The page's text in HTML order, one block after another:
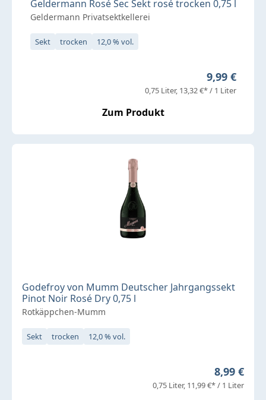
Geldermann Rosé Sec Sekt rosé trocken 0,75 l
Geldermann Privatsektkellerei
Sekt trocken 12,0 % vol.
Regulärer
9,99 €
0,75 Liter 13,32 €* / 1 Liter
Zum Produkt
Godefroy von Mumm Deutscher Jahrgangssekt
Pinot Noir Rosé Dry 0,75 l
Rotkäppchen-Mumm
Sekt trocken 12,0 % vol.
Regulärer
8,99 €
0,75 Liter 11,99 €* / 1 Liter